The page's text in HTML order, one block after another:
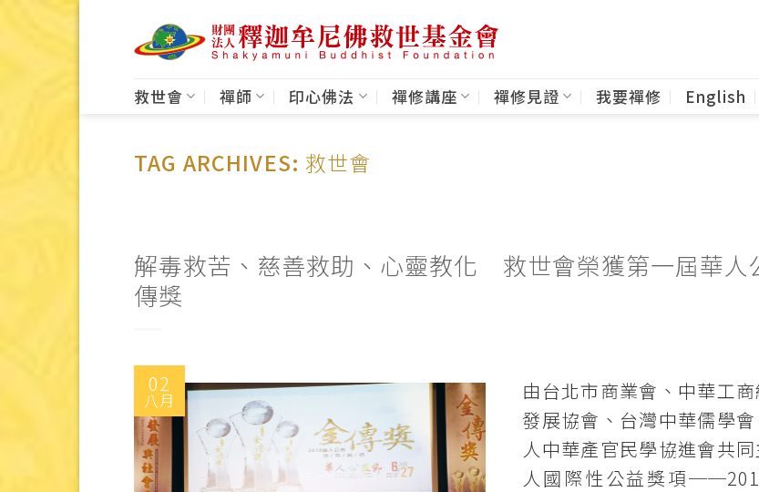
救世會 禪師 印心佛法 禪修講座 禪修見證 我要禪修 English
TAG ARCHIVES:救世會
解毒救苦、慈善救助、心靈教化 救世會榮獲第一屆華人
傳獎
02
八月
由台北市商業會、中華工
發展協會、台灣中華儒學
人中華產官民學協進會共
人國際性公益獎項